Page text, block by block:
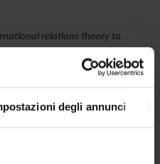
degli annunci
relations theory to
self-destructive.
by the department